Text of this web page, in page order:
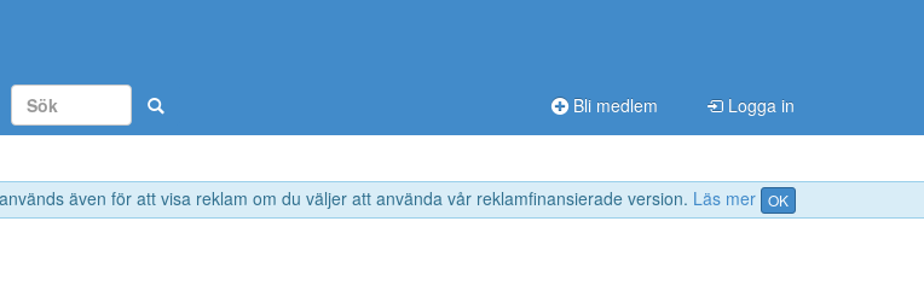
även för att visa reklam om du väljer att använda vår reklamfinansierade version. Läs mer OK
Bli medlem Logga in